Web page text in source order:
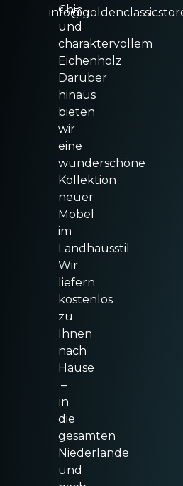
Chic
und
charaktervollem
Eichenholz.
Darüber
hinaus
bieten
wir
eine
wunderschöne
Kollektion
neuer
Möbel
im
Landhausstil.
Wir
liefern
kostenlos
zu
Ihnen
nach
Hause
–
in
die
gesamten
Niederlande
und